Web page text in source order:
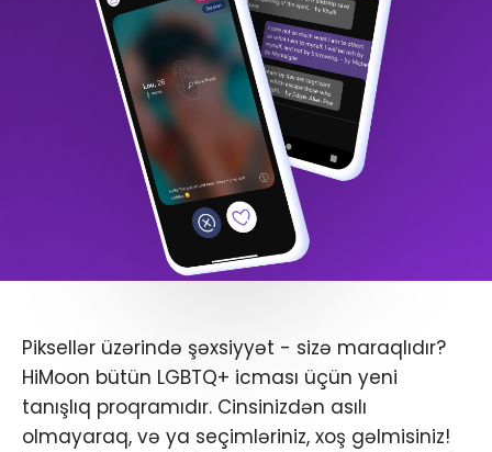
Piksellər üzərində şəxsiyyət - sizə maraqlıdır?
HiMoon bütün LGBTQ+ icması üçün yeni
tanışlıq proqramıdır. Cinsinizdən asılı
olmayaraq, və ya seçimləriniz, xoş gəlmisiniz!